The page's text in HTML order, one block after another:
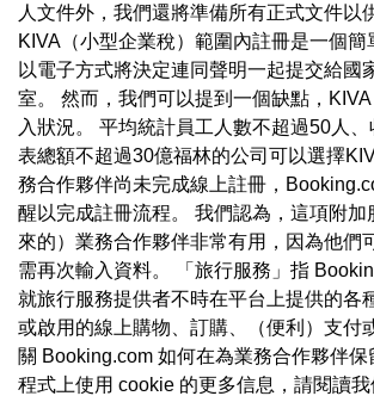
人文件外，我們還將準備所有正式文件以
KIVA（小型企業稅）範圍內註冊是一個簡
以電子方式將決定連同聲明一起提交給國
室。 然而，我們可以提到一個缺點，
入狀況。 平均統計員工人數不超過50人
表總額不超過30億福林的公司可以選擇
務合作夥伴尚未完成線上註冊，
醒以完成註冊流程。 我們認為，這項附加
來的）業務合作夥伴非常有用，因為他們
需再次輸入資料。 「旅行服務」指
就旅行服務提供者不時在平台上提供的各
或啟用的線上購物、訂購、（便利）支付
關 Booking.com 如何在為業務合作夥伴保
程式上使用 cookie 的更多信息，請閱讀